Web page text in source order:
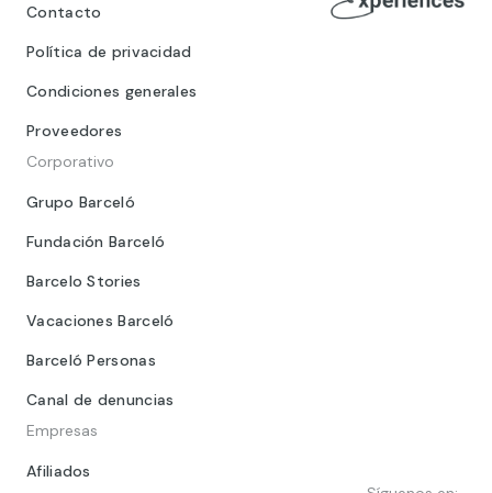
Contacto
Política de privacidad
Condiciones generales
Proveedores
Corporativo
Grupo Barceló
Fundación Barceló
Barcelo Stories
Vacaciones Barceló
Barceló Personas
Canal de denuncias
Empresas
Afiliados